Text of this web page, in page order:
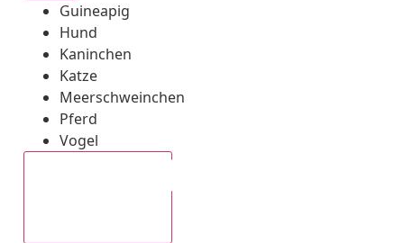
Guineapig
Hund
Kaninchen
Katze
Meerschweinchen
Pferd
Vogel